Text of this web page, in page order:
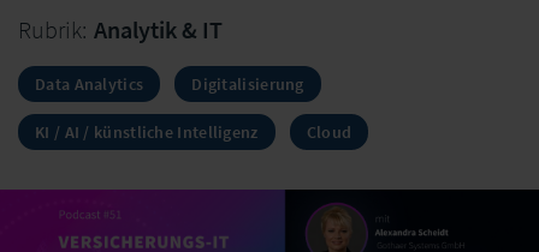
Rubrik: Analytik & IT
Data Analytics Digitalisierung
KI / AI / künstliche Intelligenz Cloud